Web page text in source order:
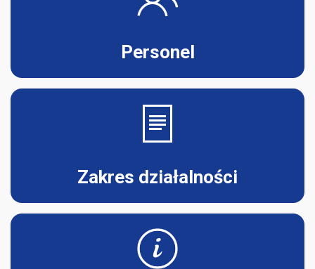
Personel
Zakres działalności